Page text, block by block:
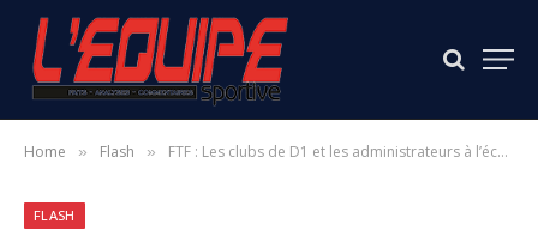
Home » Flash » FTF : Les clubs de D1 et les administrateurs à l’école du professionnalisme à travers le programme UEFA Assist
FLASH